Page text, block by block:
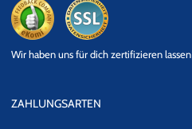
Datensicherheit
Wir haben uns für dich zertifizieren lassen
ZAHLUNGSARTEN